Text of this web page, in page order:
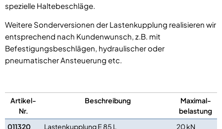
spezielle Haltebeschläge.
Weitere Sonderversionen der Lastenkupplung realisieren wir
entsprechend nach Kundenwunsch, z.B. mit
Befestigungsbeschlägen, hydraulischer oder
pneumatischer Ansteuerung etc.
Artikel-
Nr.
Beschreibung
Maximal-
belastung
011320
Lastenkupplung E 85 L
20 kN